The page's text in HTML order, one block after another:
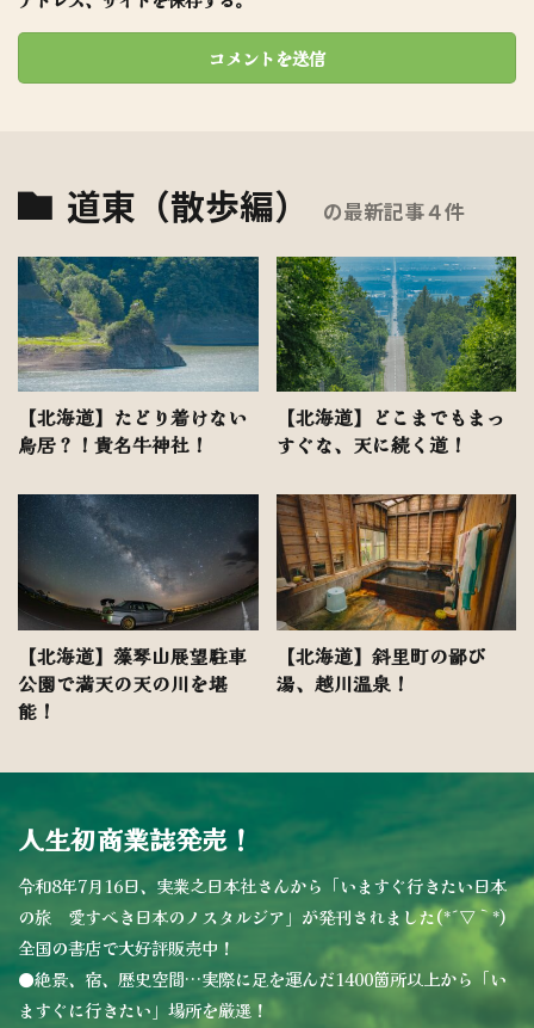
道東（散歩編） の最新記事４件
【北海道】たどり着けない
鳥居？！貴名牛神社！
【北海道】どこまでもまっ
すぐな、天に続く道！
【北海道】藻琴山展望駐車
公園で満天の天の川を堪
能！
【北海道】斜里町の鄙び
湯、越川温泉！
人生初商業誌発売！
令和8年7月16日、実業之日本社さんから「いますぐ行きたい日本
の旅 愛すべき日本のノスタルジア」が発刊されました(*´▽｀*)
全国の書店で大好評販売中！
●絶景、宿、歴史空間…実際に足を運んだ1400箇所以上から「い
ますぐに行きたい」場所を厳選！